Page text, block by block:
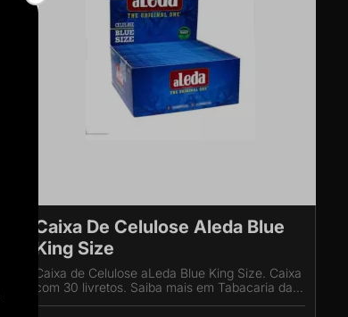
Caixa De Celulose Aleda Blue
King Size
Caixa de Celulose aLeda Blue King Size. Caixa
com 30 livretos. Saiba mais em Tabacaria da